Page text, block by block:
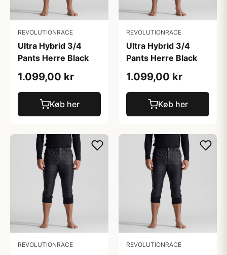
REVOLUTIONRACE
Ultra Hybrid 3/4
Pants Herre Black
1.099,00 kr
Køb her
REVOLUTIONRACE
Ultra Hybrid 3/4
Pants Herre Black
1.099,00 kr
Køb her
REVOLUTIONRACE REVOLUTIONRACE